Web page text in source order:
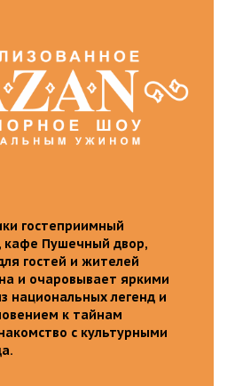
гостеприимный
кафе Пушечный двор,
гостей и жителей
и очаровывает яркими
национальных легенд и
к тайнам
с культурными